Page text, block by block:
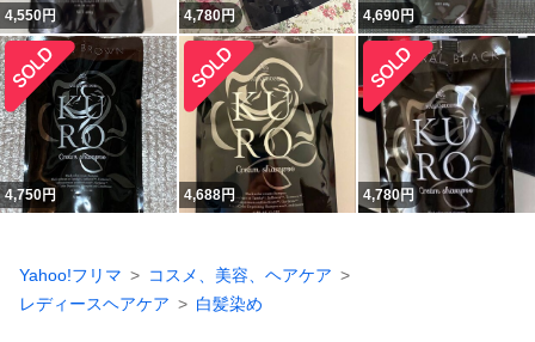
4,550円 4,780円 4,690円
4,750円 4,688円 4,780円
Yahoo!フリマ
コスメ、美容、ヘアケア
レディースヘアケア
白髪染め